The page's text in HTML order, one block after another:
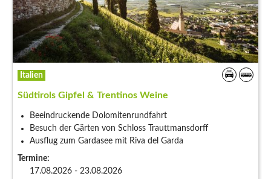
Italien
Südtirols Gipfel & Trentinos Weine
Beeindruckende Dolomitenrundfahrt
Besuch der Gärten von Schloss Trauttmansdorff
Ausflug zum Gardasee mit Riva del Garda
Termine:
17.08.2026 - 23.08.2026